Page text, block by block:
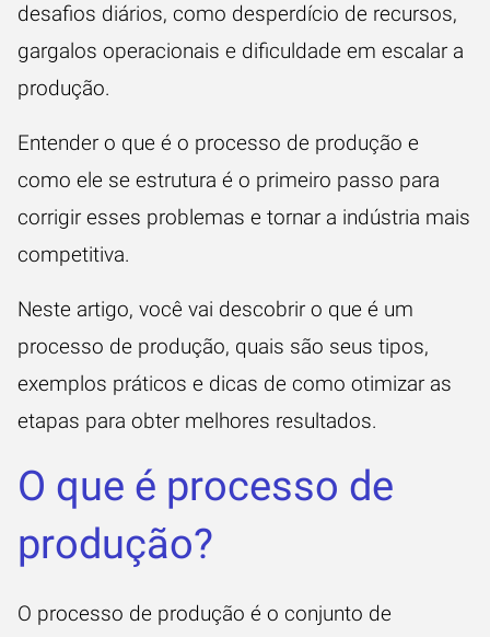
desafios diários, como desperdício de recursos,
gargalos operacionais e dificuldade em escalar a
produção.
Entender o que é o processo de produção e
como ele se estrutura é o primeiro passo para
corrigir esses problemas e tornar a indústria mais
competitiva.
Neste artigo, você vai descobrir o que é um
processo de produção, quais são seus tipos,
exemplos práticos e dicas de como otimizar as
etapas para obter melhores resultados.
O que é processo de
produção?
O processo de produção é o conjunto de